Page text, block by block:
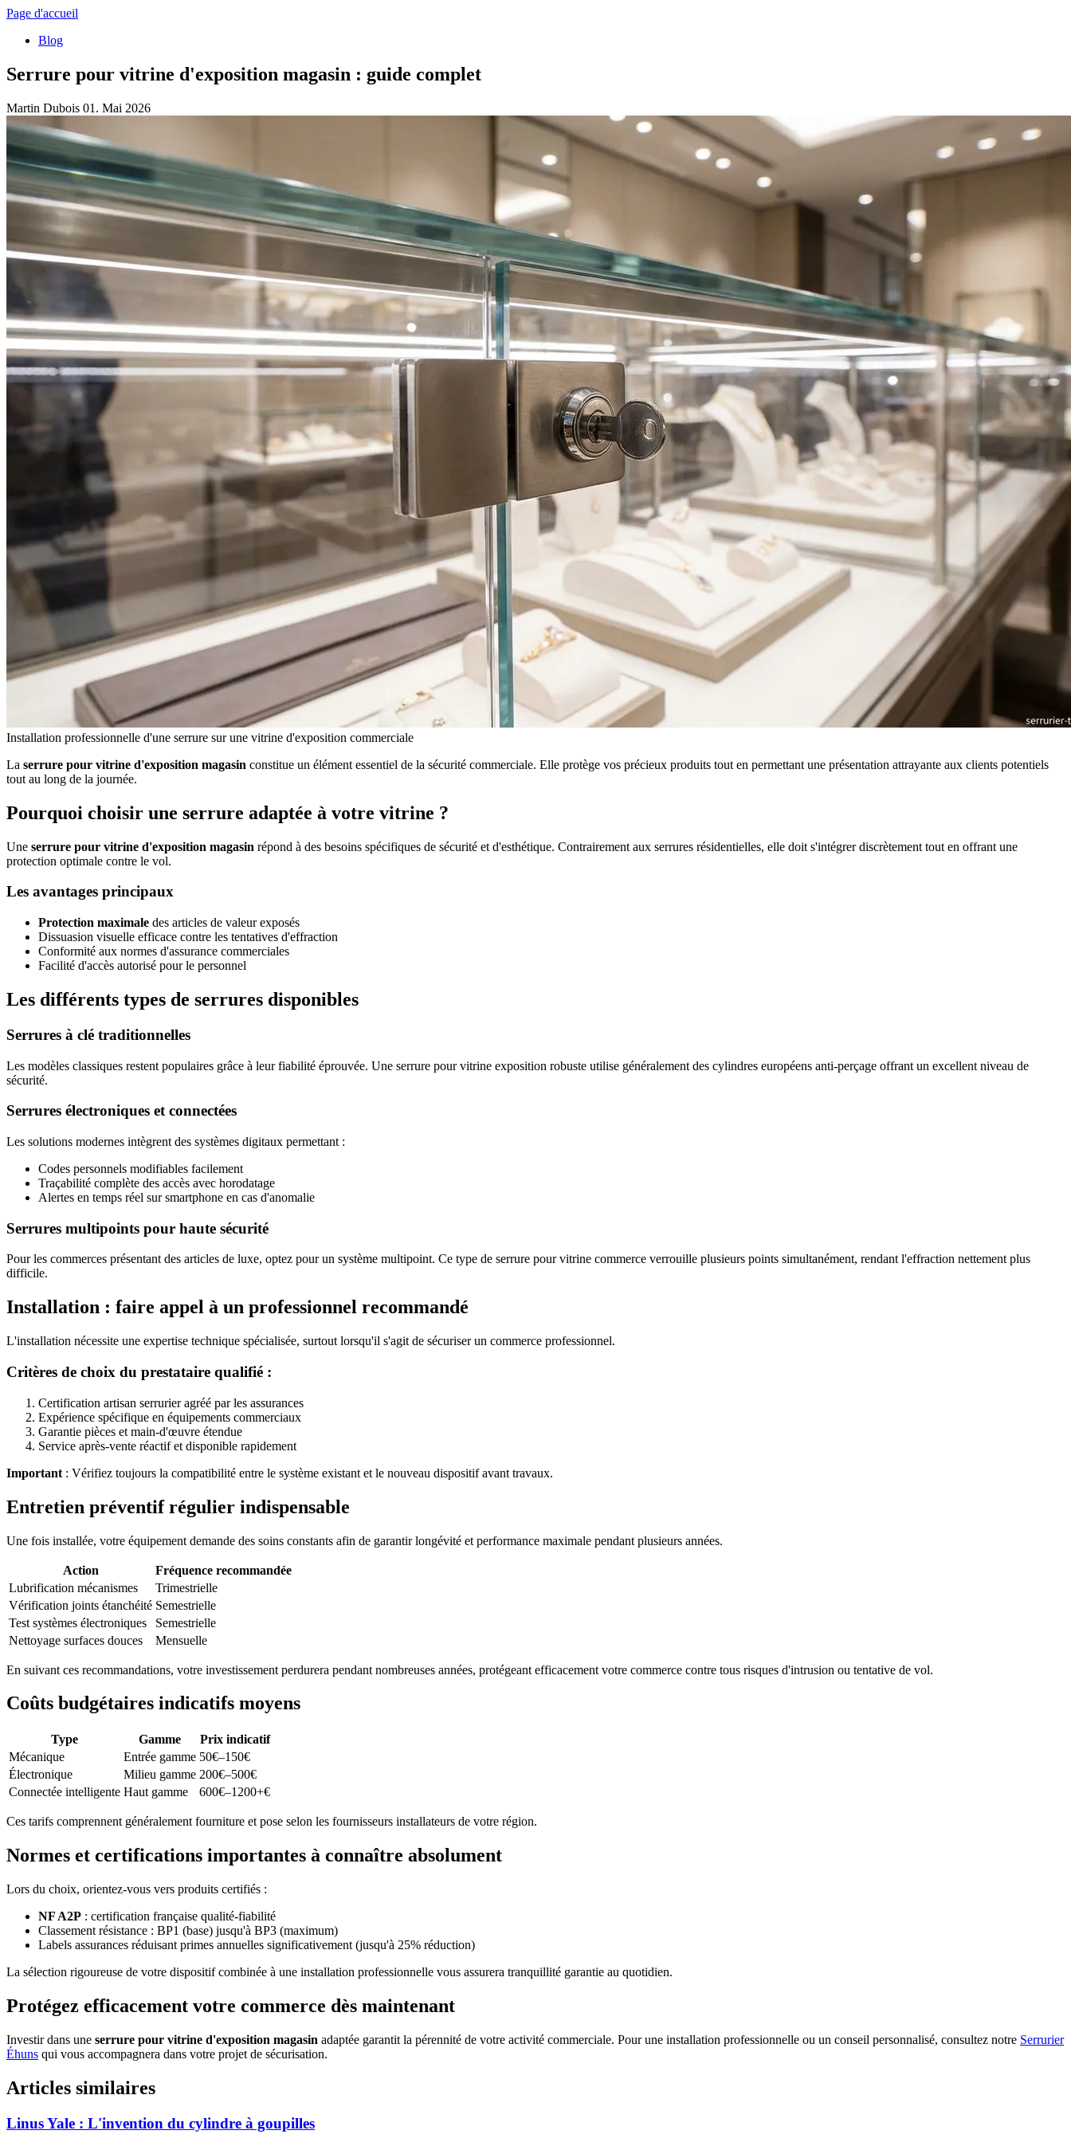
Page d'accueil
Blog
Serrure pour vitrine d'exposition magasin : guide complet
Martin Dubois 01. Mai 2026
Installation professionnelle d'une serrure sur une vitrine d'exposition commerciale
La serrure pour vitrine d'exposition magasin constitue un élément essentiel de la sécurité commerciale. Elle protège vos précieux produits tout en permettant une présentation attrayante aux clients potentiels
tout au long de la journée.
Pourquoi choisir une serrure adaptée à votre vitrine ?
Une serrure pour vitrine d'exposition magasin répond à des besoins spécifiques de sécurité et d'esthétique. Contrairement aux serrures résidentielles, elle doit s'intégrer discrètement tout en offrant une
protection optimale contre le vol.
Les avantages principaux
Protection maximale des articles de valeur exposés
Dissuasion visuelle efficace contre les tentatives d'effraction
Conformité aux normes d'assurance commerciales
Facilité d'accès autorisé pour le personnel
Les différents types de serrures disponibles
Serrures à clé traditionnelles
Les modèles classiques restent populaires grâce à leur fiabilité éprouvée. Une serrure pour vitrine exposition robuste utilise généralement des cylindres européens anti-perçage offrant un excellent niveau de
sécurité.
Serrures électroniques et connectées
Les solutions modernes intègrent des systèmes digitaux permettant :
Codes personnels modifiables facilement
Traçabilité complète des accès avec horodatage
Alertes en temps réel sur smartphone en cas d'anomalie
Serrures multipoints pour haute sécurité
Pour les commerces présentant des articles de luxe, optez pour un système multipoint. Ce type de serrure pour vitrine commerce verrouille plusieurs points simultanément, rendant l'effraction nettement plus
difficile.
Installation : faire appel à un professionnel recommandé
L'installation nécessite une expertise technique spécialisée, surtout lorsqu'il s'agit de sécuriser un commerce professionnel.
Critères de choix du prestataire qualifié :
Certification artisan serrurier agréé par les assurances
Expérience spécifique en équipements commerciaux
Garantie pièces et main-d'œuvre étendue
Service après-vente réactif et disponible rapidement
Important : Vérifiez toujours la compatibilité entre le système existant et le nouveau dispositif avant travaux.
Entretien préventif régulier indispensable
Une fois installée, votre équipement demande des soins constants afin de garantir longévité et performance maximale pendant plusieurs années.
Action
Fréquence recommandée
Lubrification mécanismes
Trimestrielle
Vérification joints étanchéité Semestrielle
Test systèmes électroniques
Semestrielle
Nettoyage surfaces douces
Mensuelle
En suivant ces recommandations, votre investissement perdurera pendant nombreuses années, protégeant efficacement votre commerce contre tous risques d'intrusion ou tentative de vol.
Coûts budgétaires indicatifs moyens
Type Gamme
Prix indicatif
Mécanique
Entrée gamme 50€–150€
Électronique
Milieu gamme 200€–500€
Connectée intelligente Haut gamme 600€–1200+€
Ces tarifs comprennent généralement fourniture et pose selon les fournisseurs installateurs de votre région.
Normes et certifications importantes à connaître absolument
Lors du choix, orientez-vous vers produits certifiés :
NF A2P : certification française qualité-fiabilité
Classement résistance : BP1 (base) jusqu'à BP3 (maximum)
Labels assurances réduisant primes annuelles significativement (jusqu'à 25% réduction)
La sélection rigoureuse de votre dispositif combinée à une installation professionnelle vous assurera tranquillité garantie au quotidien.
Protégez efficacement votre commerce dès maintenant
Investir dans une serrure pour vitrine d'exposition magasin adaptée garantit la pérennité de votre activité commerciale. Pour une installation professionnelle ou un conseil personnalisé, consultez notre Serrurier
Éhuns qui vous accompagnera dans votre projet de sécurisation.
Articles similaires
Linus Yale : L'invention du cylindre à goupilles